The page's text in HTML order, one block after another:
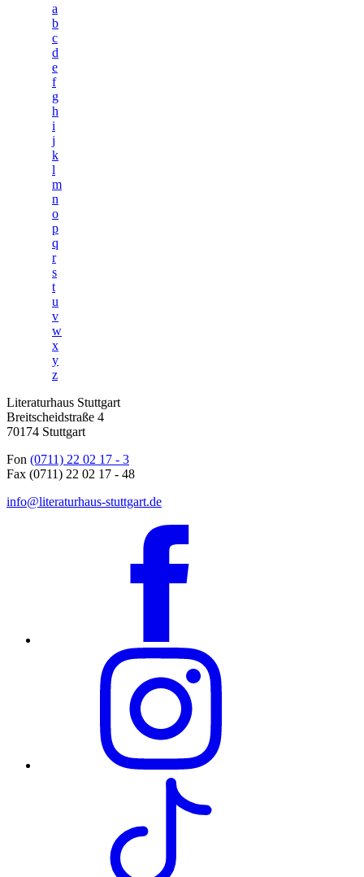
a
b
c
d
e
f
g
h
i
j
k
l
m
n
o
p
q
r
s
t
u
v
w
x
y
z
Literaturhaus Stuttgart
Breitscheidstraße 4
70174 Stuttgart
Fon (0711) 22 02 17 - 3
Fax (0711) 22 02 17 - 48
info@literaturhaus-stuttgart.de